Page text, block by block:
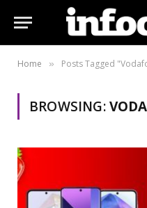
Home » Posts Tagged
BROWSING: